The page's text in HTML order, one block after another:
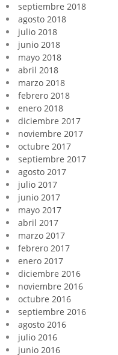
septiembre 2018
agosto 2018
julio 2018
junio 2018
mayo 2018
abril 2018
marzo 2018
febrero 2018
enero 2018
diciembre 2017
noviembre 2017
octubre 2017
septiembre 2017
agosto 2017
julio 2017
junio 2017
mayo 2017
abril 2017
marzo 2017
febrero 2017
enero 2017
diciembre 2016
noviembre 2016
octubre 2016
septiembre 2016
agosto 2016
julio 2016
junio 2016